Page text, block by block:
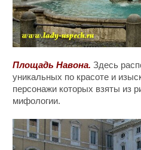
Площадь Навона. Здесь
уникальных по красоте и
персонажи которых взяты из
мифологии.